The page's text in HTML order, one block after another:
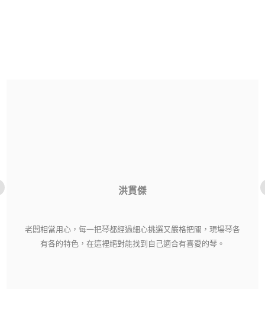
洪貫傑
老闆相當用心，每一把琴都經過細心挑選又嚴格把關，現場琴各
有各的特色，在這裡絕對能找到自己適合有喜愛的琴。